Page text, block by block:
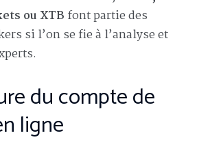
ou XTB font partie des
si l’on se fie à l’analyse et
du compte de
ligne